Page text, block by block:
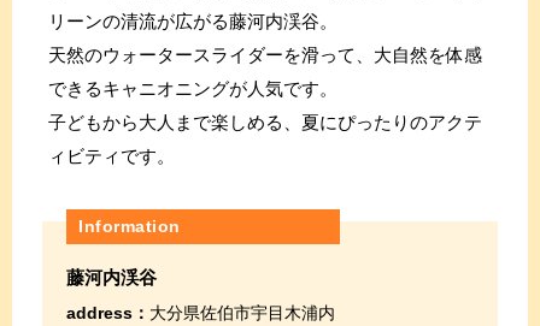
リーンの清流が広がる藤河内渓谷。
天然のウォータースライダーを滑って、大自然を体感
できるキャニオニングが人気です。
子どもから大人まで楽しめる、夏にぴったりのアクテ
ィビティです。
Information
藤河内渓谷
address： 大分県佐伯市宇目木浦内